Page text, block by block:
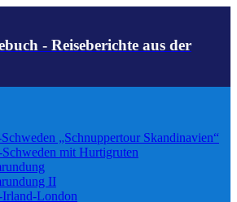
- Reiseberichte aus der
„Schnuppertour Skandinavien“
mit Hurtigruten
II
Irland-London